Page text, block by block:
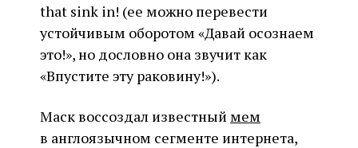
that sink in! (ее можно перевести
устойчивым оборотом «Давай осознаем
это!», но дословно она звучит как
«Впустите эту раковину!»).
Маск воссоздал известныймем
в англоязычном сегменте интернета,